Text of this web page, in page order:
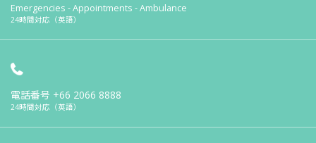
Emergencies - Appointments - Ambulance
24時間対応（英語）
電話番号 +66 2066 8888
24時間対応（英語）